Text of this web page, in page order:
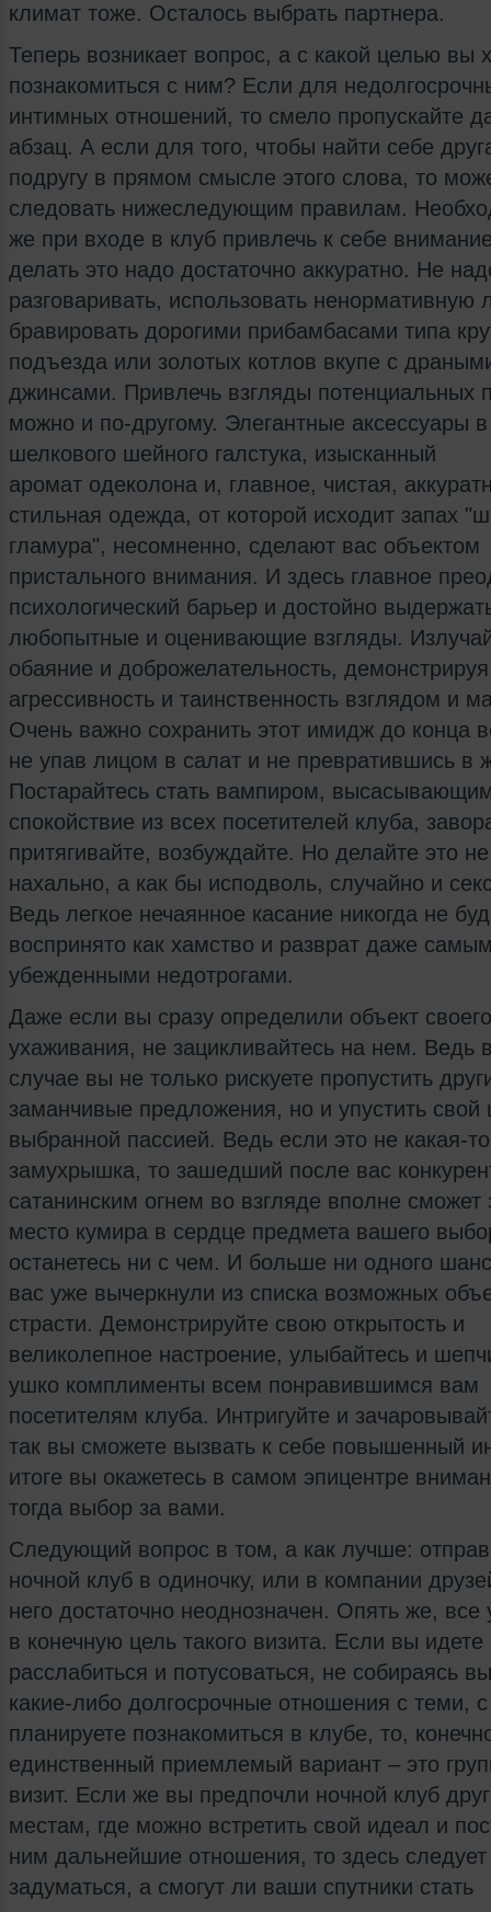
климат тоже. Осталось выбрать партнера.
Теперь возникает вопрос, а с какой целью вы
познакомиться с ним? Если для
интимных отношений, то смело пропускайте
абзац. А если для того, чтобы найти себе
подругу в прямом смысле этого слова, то
следовать нижеследующим правилам.
же при входе в клуб привлечь к себе
делать это надо достаточно аккуратно. Не
разговаривать, использовать ненормативную
бравировать дорогими прибамбасами типа
подъезда или золотых котлов вкупе с
джинсами. Привлечь взгляды потенциальных
можно и по-другому. Элегантные аксессуары
шелкового шейного галстука, изысканный
аромат одеколона и, главное, чистая,
стильная одежда, от которой исходит запах
гламура", несомненно, сделают вас объектом
пристального внимания. И здесь главное
психологический барьер и достойно
любопытные и оценивающие взгляды.
обаяние и доброжелательность,
агрессивность и таинственность взглядом и
Очень важно сохранить этот имидж до конца
не упав лицом в салат и не превратившись в
Постарайтесь стать вампиром,
спокойствие из всех посетителей клуба,
притягивайте, возбуждайте. Но делайте это
нахально, а как бы исподволь, случайно и
Ведь легкое нечаянное касание никогда не
воспринято как хамство и разврат даже
убежденными недотрогами.
Даже если вы сразу определили объект своего
ухаживания, не зацикливайтесь на нем. Ведь
случае вы не только рискуете пропустить
заманчивые предложения, но и упустить свой
выбранной пассией. Ведь если это не какая-то
замухрышка, то зашедший после вас
сатанинским огнем во взгляде вполне сможет
место кумира в сердце предмета вашего
останетесь ни с чем. И больше ни одного
вас уже вычеркнули из списка возможных
страсти. Демонстрируйте свою открытость и
великолепное настроение, улыбайтесь и
ушко комплименты всем понравившимся вам
посетителям клуба. Интригуйте и
так вы сможете вызвать к себе повышенный
итоге вы окажетесь в самом эпицентре
тогда выбор за вами.
Следующий вопрос в том, а как лучше:
ночной клуб в одиночку, или в компании
него достаточно неоднозначен. Опять же, все
в конечную цель такого визита. Если вы идете
расслабиться и потусоваться, не собираясь
какие-либо долгосрочные отношения с теми,
планируете познакомиться в клубе, то,
единственный приемлемый вариант – это
визит. Если же вы предпочли ночной клуб
местам, где можно встретить свой идеал и
ним дальнейшие отношения, то здесь следует
задуматься, а смогут ли ваши спутники стать